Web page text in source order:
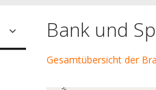
Bank und
Gesamtübersicht der